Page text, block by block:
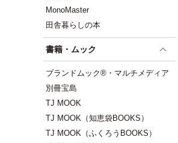
MonoMaster
田舎暮らしの本
書籍・ムック
ブランドムック®・マルチメディア
別冊宝島
TJ MOOK
TJ MOOK（知恵袋BOOKS）
TJ MOOK（ふくろうBOOKS）